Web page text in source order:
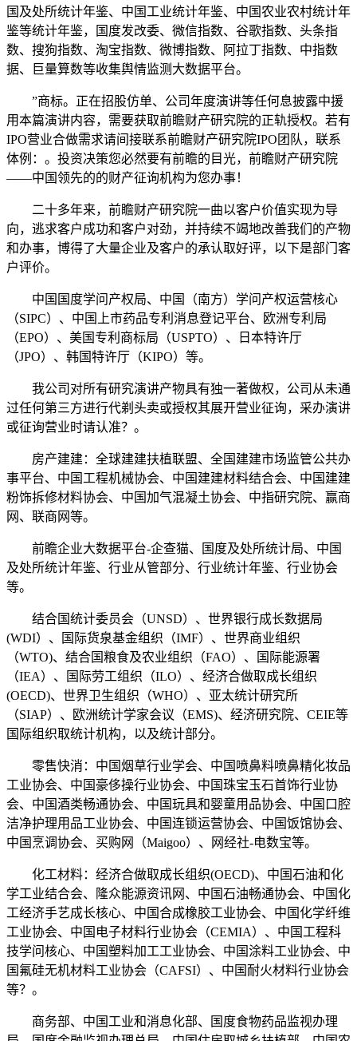
国及处所统计年鉴、中国工业统计年鉴、中国农业农村统计年
鉴等统计年鉴，国度发改委、微信指数、谷歌指数、头条指
数、搜狗指数、淘宝指数、微博指数、阿拉丁指数、中指数
据、巨量算数等收集舆情监测大数据平台。
”商标。正在招股仿单、公司年度演讲等任何息披露中援
用本篇演讲内容，需要获取前瞻财产研究院的正轨授权。若有
IPO营业合做需求请间接联系前瞻财产研究院IPO团队，联系
体例：。投资决策您必然要有前瞻的目光，前瞻财产研究院
——中国领先的的财产征询机构为您办事！
二十多年来，前瞻财产研究院一曲以客户价值实现为导
向，逃求客户成功和客户对劲，并持续不竭地改善我们的产物
和办事，博得了大量企业及客户的承认取好评，以下是部门客
户评价。
中国国度学问产权局、中国（南方）学问产权运营核心
（SIPC）、中国上市药品专利消息登记平台、欧洲专利局
（EPO）、美国专利商标局（USPTO）、日本特许厅
（JPO）、韩国特许厅（KIPO）等。
我公司对所有研究演讲产物具有独一著做权，公司从未通
过任何第三方进行代剃头卖或授权其展开营业征询，采办演讲
或征询营业时请认准？。
房产建建：全球建建扶植联盟、全国建建市场监管公共办
事平台、中国工程机械协会、中国建建材料结合会、中国建建
粉饰拆修材料协会、中国加气混凝土协会、中指研究院、赢商
网、联商网等。
前瞻企业大数据平台-企查猫、国度及处所统计局、中国
及处所统计年鉴、行业从管部分、行业统计年鉴、行业协会
等。
结合国统计委员会（UNSD）、世界银行成长数据局
(WDI）、国际货泉基金组织（IMF）、世界商业组织
（WTO)、结合国粮食及农业组织（FAO）、国际能源署
（IEA）、国际劳工组织（ILO）、经济合做取成长组织
(OECD)、世界卫生组织（WHO）、亚太统计研究所
（SIAP）、欧洲统计学家会议（EMS)、经济研究院、CEIE等
国际组织取统计机构，以及统计部分。
零售快消：中国烟草行业学会、中国喷鼻料喷鼻精化妆品
工业协会、中国豪侈操行业协会、中国珠宝玉石首饰行业协
会、中国酒类畅通协会、中国玩具和婴童用品协会、中国口腔
洁净护理用品工业协会、中国连锁运营协会、中国饭馆协会、
中国烹调协会、买购网（Maigoo）、网经社-电数宝等。
化工材料：经济合做取成长组织(OECD)、中国石油和化
学工业结合会、隆众能源资讯网、中国石油畅通协会、中国化
工经济手艺成长核心、中国合成橡胶工业协会、中国化学纤维
工业协会、中国电子材料行业协会（CEMIA）、中国工程科
技学问核心、中国塑料加工工业协会、中国涂料工业协会、中
国氟硅无机材料工业协会（CAFSI）、中国耐火材料行业协会
等？。
商务部、中国工业和消息化部、国度食物药品监视办理